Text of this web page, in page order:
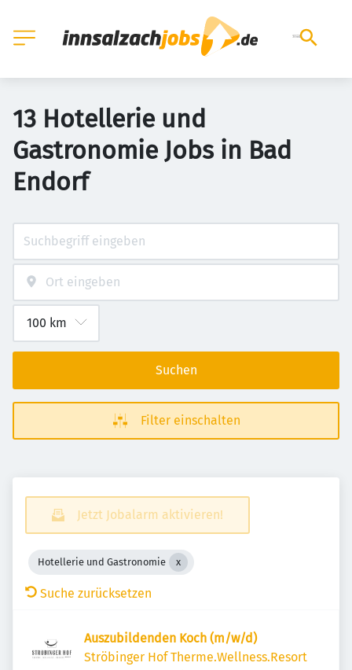
13 Hotellerie und
Gastronomie Jobs in Bad
Endorf
Suchen
Filter einschalten
Jetzt Jobalarm aktivieren!
Hotellerie und Gastronomie
Suche zurücksetzen
Auszubildenden Koch (m/w/d)
Ströbinger Hof Therme.Wellness.Resort